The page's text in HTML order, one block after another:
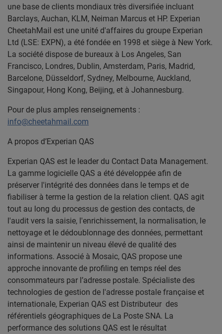
une base de clients mondiaux très diversifiée incluant
Barclays, Auchan, KLM, Neiman Marcus et HP. Experian
CheetahMail est une unité d'affaires du groupe Experian
Ltd (LSE: EXPN), a été fondée en 1998 et siège à New York.
La société dispose de bureaux à Los Angeles, San
Francisco, Londres, Dublin, Amsterdam, Paris, Madrid,
Barcelone, Düsseldorf, Sydney, Melbourne, Auckland,
Singapour, Hong Kong, Beijing, et à Johannesburg.
Pour de plus amples renseignements :
info@cheetahmail.com
A propos d’Experian QAS
Experian QAS est le leader du Contact Data Management.
La gamme logicielle QAS a été développée afin de
préserver l'intégrité des données dans le temps et de
fiabiliser à terme la gestion de la relation client. QAS agit
tout au long du processus de gestion des contacts, de
l'audit vers la saisie, l'enrichissement, la normalisation, le
nettoyage et le dédoublonnage des données, permettant
ainsi de maintenir un niveau élevé de qualité des
informations. Associé à Mosaic, QAS propose une
approche innovante de profiling en temps réel des
consommateurs par l’adresse postale. Spécialiste des
technologies de gestion de l'adresse postale française et
internationale, Experian QAS est Distributeur des
référentiels géographiques de La Poste SNA. La
performance des solutions QAS est le résultat